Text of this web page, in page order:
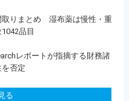
取りまとめ 湿布薬は慢性・重
品目
レポートが指摘する財務諸
否定
る